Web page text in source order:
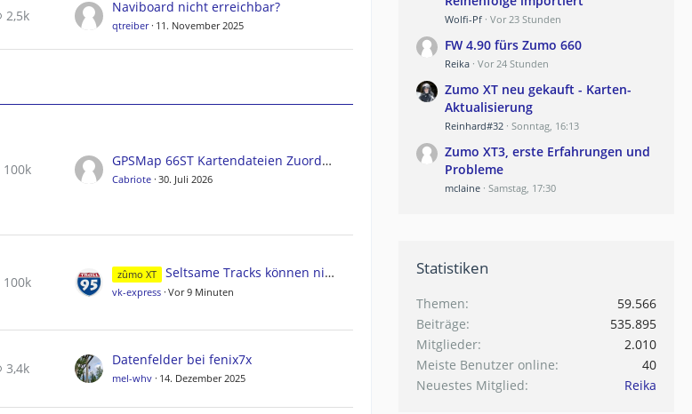
2,5k
Naviboard nicht erreichbar?
qtreiber 11. November 2025
100k
GPSMap 66ST Kartendateien Zuordnen
Cabriote 30. Juli 2026
100k zûmo XT Seltsame Tracks können nicht gelöscht werden
vk-express Vor 9 Minuten
3,4k
Datenfelder bei fenix7x
mel-whv 14. Dezember 2025
Wolfi-Pf Vor 23 Stunden
FW 4.90 fürs Zumo 660
Reika Vor 24 Stunden
Zumo XT neu gekauft - Karten-
Aktualisierung
Reinhard#32 Sonntag, 16:13
Zumo XT3, erste Erfahrungen und
Probleme
mclaine Samstag, 17:30
Statistiken
Themen
59.566
Beiträge
535.895
Mitglieder
2.010
Meiste Benutzer online
40
Neuestes Mitglied
Reika